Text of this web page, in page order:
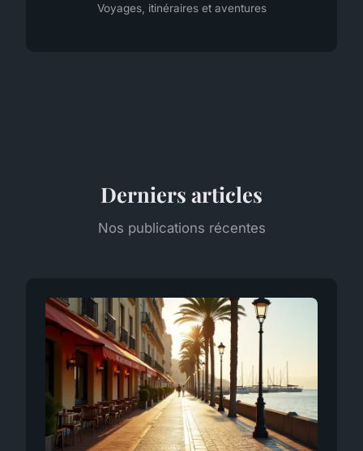
Voyages, itinéraires et aventures
Derniers articles
Nos publications récentes